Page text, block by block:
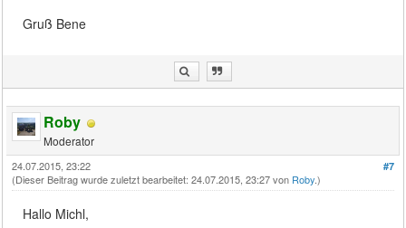
Gruß Bene
Roby
Moderator
#7
24.07.2015, 23:22
(Dieser Beitrag wurde zuletzt bearbeitet: 24.07.2015, 23:27 von Roby.)
Hallo Michl,